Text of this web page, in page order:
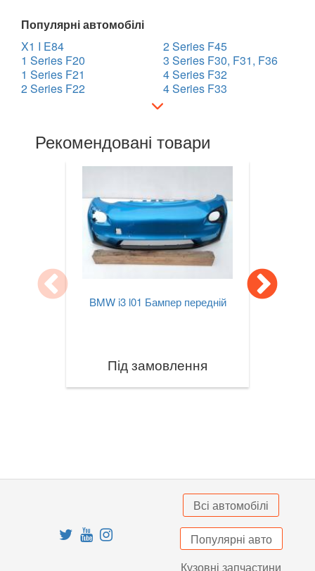
8 Series G14/G15/G16
i3 l01
i8 l12/l15
X1 II F48
X3M III F97
X5M II E70
X5M III F85
Популярні автомобілі
X1 I E84
1 Series F20
1 Series F21
2 Series F22
2 Series F45
3 Series F30, F31, F36
4 Series F32
4 Series F33
Рекомендовані товари
BMW i3 l01 Бампер передній
Під замовлення
Всі автомобілі
Популярні авто
Кузовні запчастини